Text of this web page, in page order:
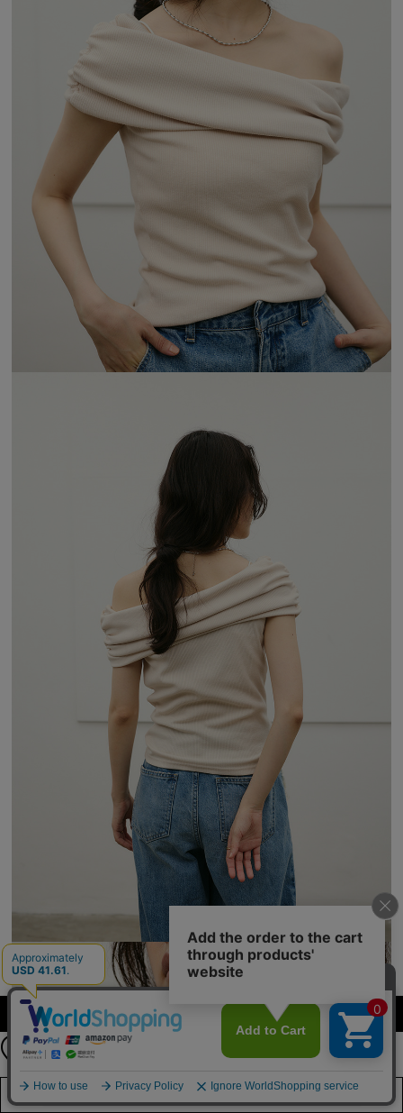
カラーを選択する（フリーサイズ）
店舗在庫を見る
【期間限定】
新規会員登録キャンペーン開催！
8月31日（月）23：59まで
詳しくは
こちら